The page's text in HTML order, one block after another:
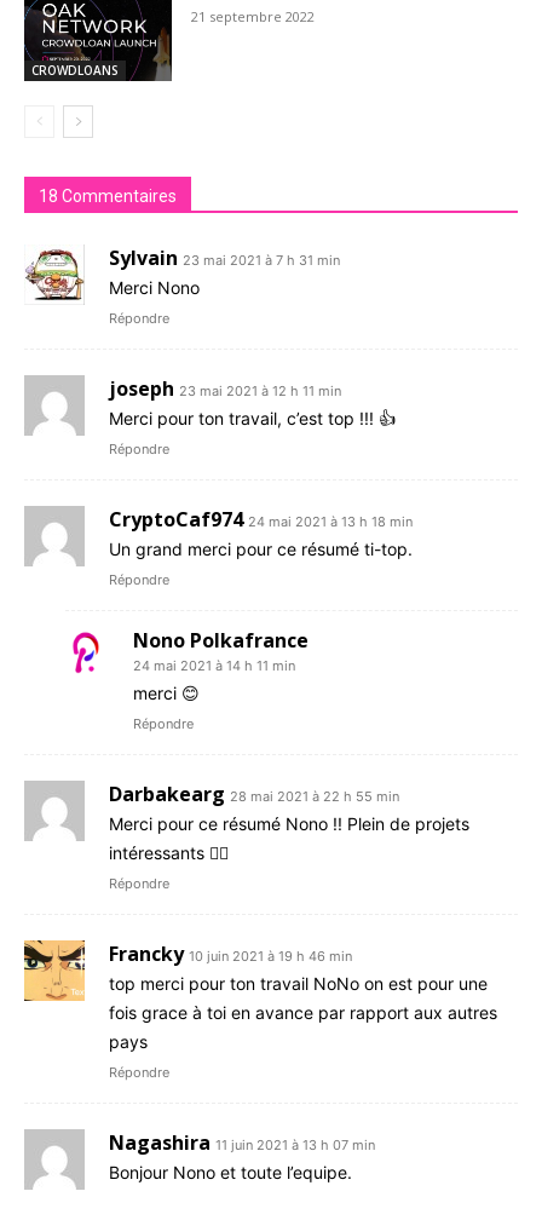
CROWDLOANS
21 septembre 2022
18 Commentaires
Sylvain 23 mai 2021 à 7 h 31 min
Merci Nono
Répondre
joseph 23 mai 2021 à 12 h 11 min
Merci pour ton travail, c’est top !!! 👍
Répondre
CryptoCaf974 24 mai 2021 à 13 h 18 min
Un grand merci pour ce résumé ti-top.
Répondre
Nono Polkafrance
24 mai 2021 à 14 h 11 min
merci 😊
Répondre
Darbakearg 28 mai 2021 à 22 h 55 min
Merci pour ce résumé Nono !! Plein de projets
intéressants 👍🏼
Répondre
Francky 10 juin 2021 à 19 h 46 min
top merci pour ton travail NoNo on est pour une
fois grace à toi en avance par rapport aux autres
pays
Répondre
Nagashira 11 juin 2021 à 13 h 07 min
Bonjour Nono et toute l’equipe.